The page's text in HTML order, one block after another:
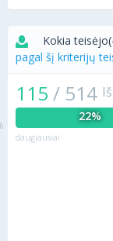
Kokia
pagal šį kriterijų
115 / 514
22%
daugiausiai